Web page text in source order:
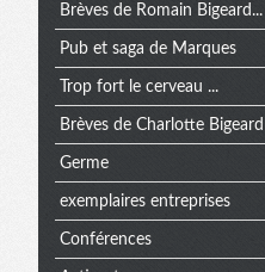
Brèves de Romain Bigeard...
Pub et saga de Marques
Trop fort le cerveau ...
Brèves de Charlotte Bigeard
Germe
exemplaires entreprises
Conférences